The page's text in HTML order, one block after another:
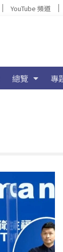
YouTube 頻道
總覽 專